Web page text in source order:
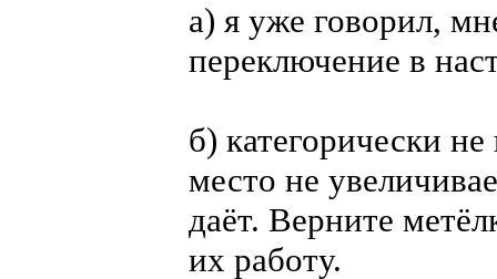
а) я уже говорил,
переключение в
б) категорически
место не
даёт. Верните
их работу.